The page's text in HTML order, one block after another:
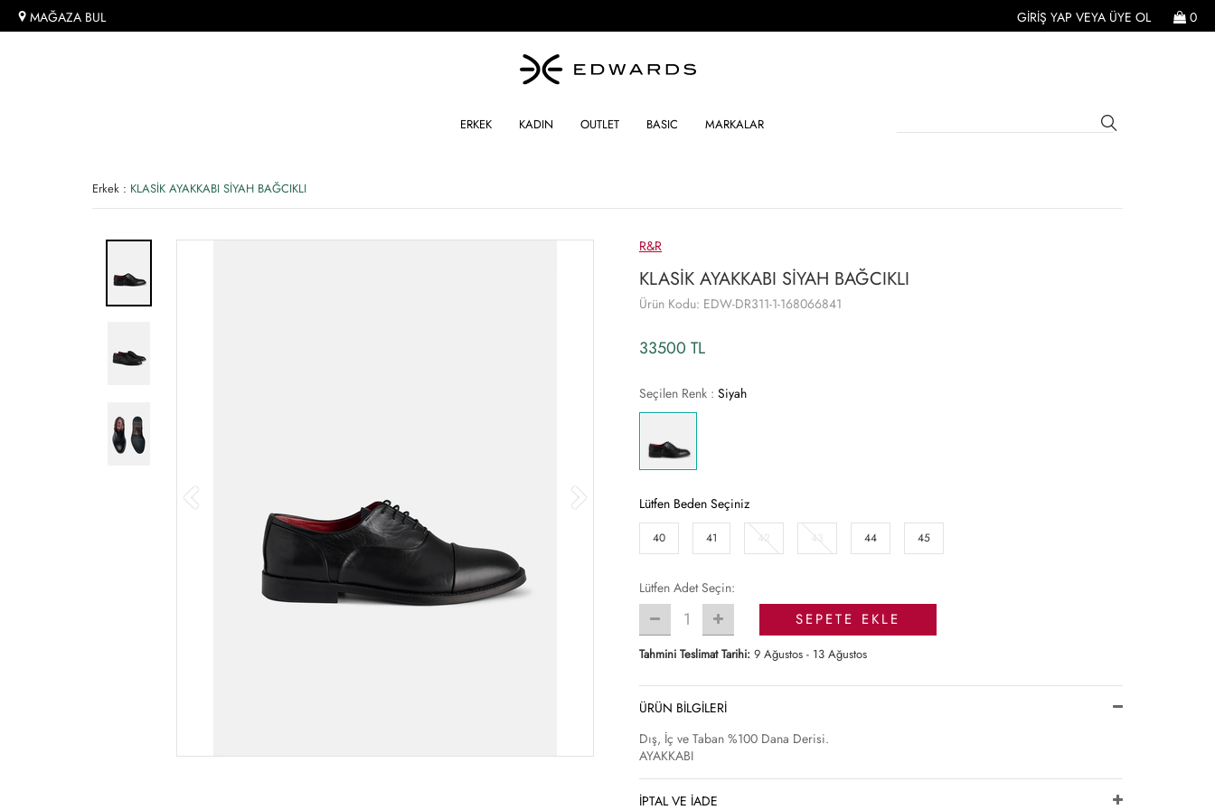
MAĞAZA BUL 0
GIRIŞ YAP VEYA ÜYE OL
ERKEK KADIN OUTLET BASIC MARKALAR
Erkek : KLASİK AYAKKABI SİYAH BAĞCIKLI
R&R
KLASİK AYAKKABI SİYAH BAĞCIKLI
Ürün Kodu: EDW-DR311-1-168066841
33500 TL
Seçilen Renk : Siyah
Lütfen Beden Seçiniz
40 41 42 43 44 45
Lütfen Adet Seçin:
1 SEPETE EKLE
Tahmini Teslimat Tarihi: 9 Ağustos - 13 Ağustos
ÜRÜN BİLGİLERİ
Dış, İç ve Taban %100 Dana Derisi.
AYAKKABI
İPTAL VE İADE